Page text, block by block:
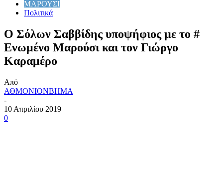
ΜΑΡΟΥΣΙ
Πολιτικά
Ο Σόλων Σαββίδης υποψήφιος με το #
Ενωμένο Μαρούσι και τον Γιώργο
Καραμέρο
Από
ΑΘΜΟΝΙΟΝΒΗΜΑ
-
10 Απριλίου 2019
0